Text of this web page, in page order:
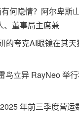
隐情？阿尔卑斯
、董事局主席兼
夸克AI眼镜在其
立异 RayNeo 举
年前三季度营运